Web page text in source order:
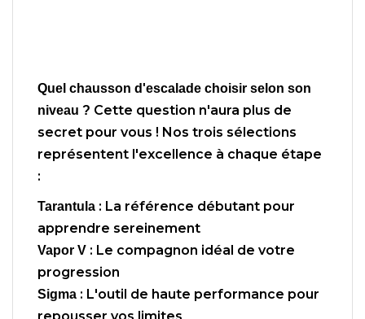
Quel chausson d'escalade choisir selon son
niveau ? Cette question n'aura plus de
secret pour vous ! Nos trois sélections
représentent l'excellence à chaque étape
:
Tarantula : La référence débutant pour
apprendre sereinement
Vapor V : Le compagnon idéal de votre
progression
Sigma : L'outil de haute performance pour